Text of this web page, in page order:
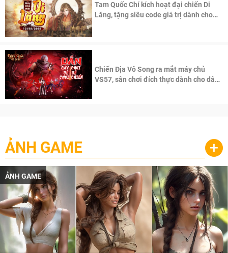
Tam Quốc Chí kích hoạt đại chiến Di
Lăng, tặng siêu code giá trị dành cho
Chiến Địa Vô Song ra mắt máy chủ
VS57, sân chơi đích thực dành cho dân
ẢNH GAME +
ẢNH GAME